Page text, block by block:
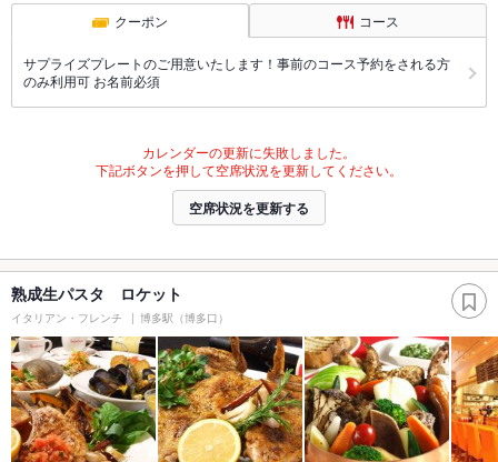
クーポン コース
サプライズプレートのご用意いたします！事前のコース予約をされる方
のみ利用可 お名前必須
カレンダーの更新に失敗しました。
下記ボタンを押して空席状況を更新してください。
空席状況を更新する
熟成生パスタ ロケット
イタリアン・フレンチ 博多駅（博多口）